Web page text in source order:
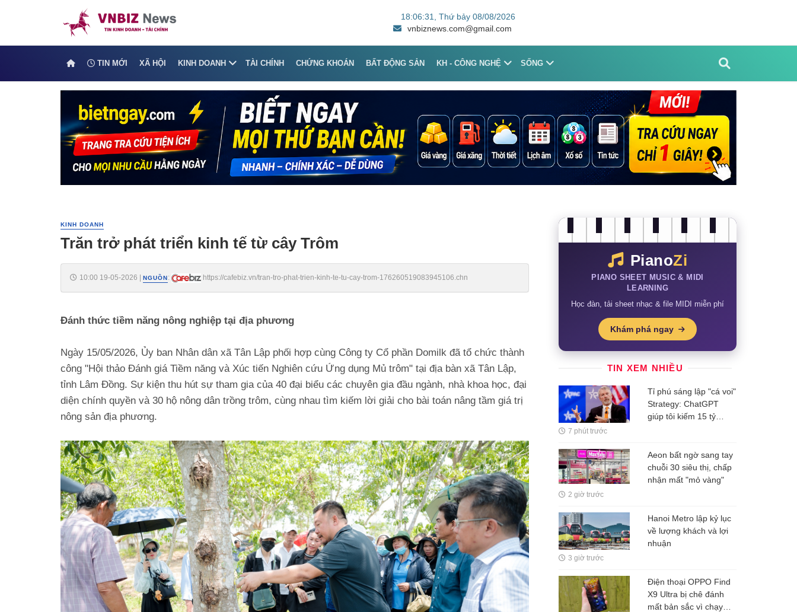
18:06:31
, Thứ bảy 08/08/2026
vnbiznews.com@gmail.com
TIN MỚI XÃ HỘI KINH DOANH TÀI CHÍNH CHỨNG KHOÁN BẤT ĐỘNG SẢN KH - CÔNG NGHỆ SỐNG
KINH DOANH
Trăn trở phát triển kinh tế từ cây Trôm
10:00 19-05-2026 | NGUỒN: https://cafebiz.vn/tran-tro-phat-trien-kinh-te-tu-cay-trom-176260519083945106.chn
Đánh thức tiềm năng nông nghiệp tại địa phương
Ngày 15/05/2026, Ủy ban Nhân dân xã Tân Lập phối hợp cùng Công ty Cổ phần Domilk đã tổ chức thành
công "Hội thảo Đánh giá Tiềm năng và Xúc tiến Nghiên cứu Ứng dụng Mủ trôm" tại địa bàn xã Tân Lập,
tỉnh Lâm Đồng. Sự kiện thu hút sự tham gia của 40 đại biểu các chuyên gia đầu ngành, nhà khoa học, đại
diện chính quyền và 30 hộ nông dân trồng trôm, cùng nhau tìm kiếm lời giải cho bài toán nâng tầm giá trị
nông sản địa phương.
PianoZi
PIANO SHEET MUSIC & MIDI
LEARNING
Học đàn, tải sheet nhạc & file MIDI miễn phí
Khám phá ngay
TIN XEM NHIỀU
Tỉ phú sáng lập "cá voi"
Strategy: ChatGPT
giúp tôi kiếm 15 tỷ
7 phút trước
Aeon bất ngờ sang tay
chuỗi 30 siêu thị, chấp
nhận mất "mỏ vàng"
2 giờ trước
Hanoi Metro lập kỷ lục
về lượng khách và lợi
nhuận
3 giờ trước
Điện thoại OPPO Find
X9 Ultra bị chê đánh
mất bản sắc vì chạy